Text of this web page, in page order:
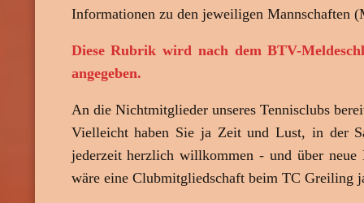
Informationen zu den jeweiligen Mannschaften
Diese Rubrik wird nach dem BTV-
angegeben.
An die Nichtmitglieder unseres Tennisclubs
Vielleicht haben Sie ja Zeit und Lust, in der
jederzeit herzlich willkommen - und über
wäre eine Clubmitgliedschaft beim TC Greiling